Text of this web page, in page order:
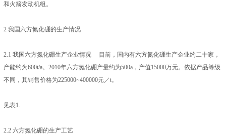
和火箭发动机组。
2 我国六方氮化硼的生产情况
2.1 我国六方氮化硼生产企业情况 目前，国内有六方氮化硼生产企业约二十家，
产能约为600t/a。2010年六方氮化硼产量约为500a，产值15000万元。依据产品等级
不同，其销售价格为225000~400000元／t。
见表1.
2.2 六方氮化硼的生产工艺